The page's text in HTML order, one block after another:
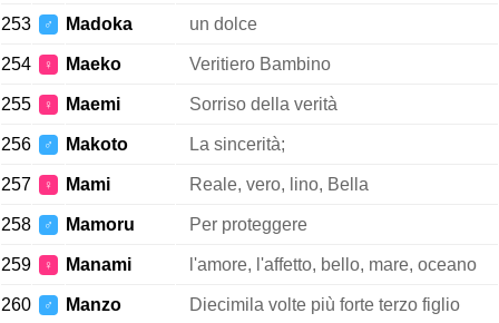
253 ♂ Madoka un dolce
254 ♀ Maeko Veritiero Bambino
255 ♀ Maemi Sorriso della verità
256 ♂ Makoto La sincerità;
257 ♀ Mami Reale, vero, lino, Bella
258 ♂ Mamoru Per proteggere
259 ♀ Manami l'amore, l'affetto, bello, mare, oceano
260 ♂ Manzo Diecimila volte più forte terzo figlio